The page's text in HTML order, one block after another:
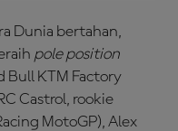
Dunia bertahan,
pole position
Bull KTM Factory
Castrol, rookie
MotoGP), Alex